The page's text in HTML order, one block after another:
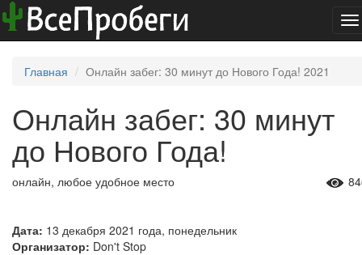
Главная Онлайн забег: 30 минут до Нового Года! 2021
Онлайн забег: 30 минут
до Нового Года!
онлайн, любое удобное место
Дата: 13 декабря 2021 года, понедельник
Организатор: Don't Stop